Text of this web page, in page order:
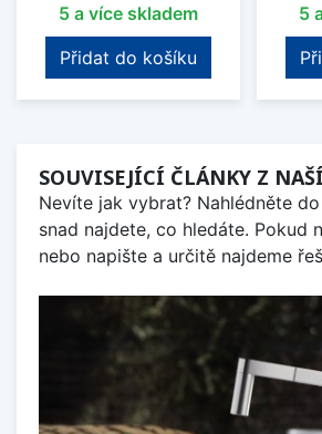
5 a více skladem
Přidat do košíku
5
SOUVISEJÍCÍ ČLÁNKY Z
Nevíte jak vybrat? Nahlédněte
snad najdete, co hledáte. Pokud
nebo napište a určitě najdeme